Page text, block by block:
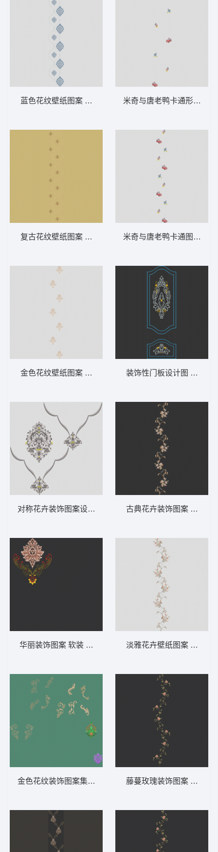
蓝色花纹壁纸图案 软装 装饰 窗帘
复古花纹壁纸图案 软装 装饰 窗帘
金色花纹壁纸图案 软装 装饰 窗帘
对称花卉装饰图案设计 软装 装饰 窗帘
华丽装饰图案 软装 装饰 窗帘
金色花纹装饰图案集合 软装 装饰 窗帘
米奇与唐老鸭卡通形象集
米奇与唐老鸭卡通图案 软
装饰性门板设计图 软装 装
古典花卉装饰图案 软装 装
淡雅花卉壁纸图案 软装 装
藤蔓玫瑰装饰图案 软装 装